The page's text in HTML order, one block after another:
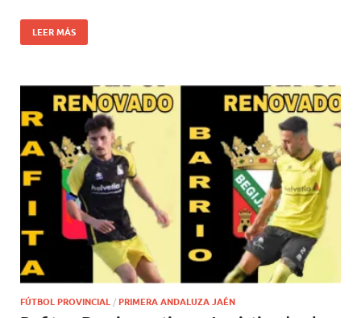
LEER MÁS
FÚTBOL PROVINCIAL / PRIMERA ANDALUZA JAÉN